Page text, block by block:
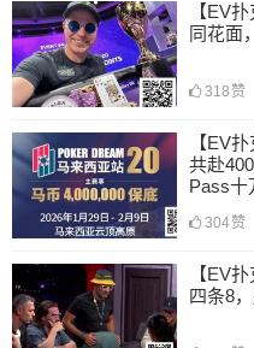
【EV
同花面
318 赞
【EV
共赴
Pass十
304赞
【EV
四条8